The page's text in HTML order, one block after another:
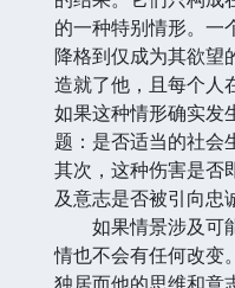
的一种特别情形。一
降格到仅成为其欲望
造就了他，且每个人
如果这种情形确实发
题：是否适当的社会
其次，这种伤害是否
及意志是否被引向忠
如果情景涉及可
情也不会有任何改变